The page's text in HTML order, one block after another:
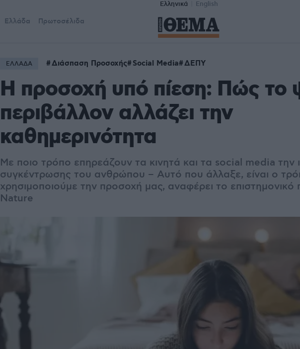
Ελληνικά English
Ελλάδα Πρωτοσέλιδα
ΕΛΛΑΔΑ Διάσπαση Προσοχής Social Media ΔΕΠΥ
Η προσοχή υπό πίεση: Πώς το
περιβάλλον αλλάζει την
καθημερινότητα
Με ποιο τρόπο επηρεάζουν τα κινητά και τα social media την
συγκέντρωσης του ανθρώπου – Αυτό που άλλαξε, είναι ο
χρησιμοποιούμε την προσοχή μας, αναφέρει το επιστημονικό
Nature